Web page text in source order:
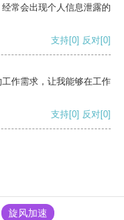
常会出现个人信息泄露的
支持[0] 反对[0]
作需求，让我能够在工作
支持[0] 反对[0]
旋风加速